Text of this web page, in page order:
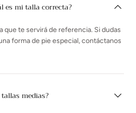
es mi talla correcta?
que te servirá de referencia. Si dudas
forma de pie especial, contáctanos
medias?